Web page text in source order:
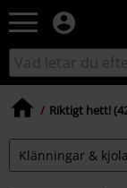
Sök
i
Riktigt hett!
Klänningar &